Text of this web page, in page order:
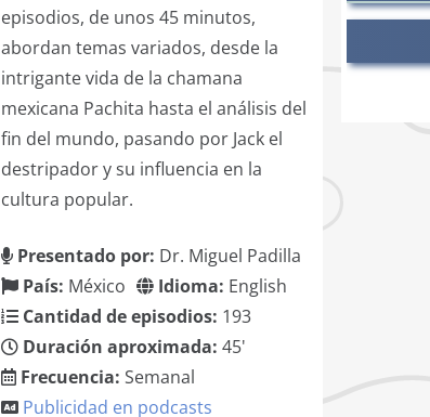
episodios, de unos 45 minutos,
abordan temas variados, desde la
intrigante vida de la chamana
mexicana Pachita hasta el análisis del
fin del mundo, pasando por Jack el
destripador y su influencia en la
cultura popular.
Presentado por: Dr. Miguel Padilla
País: México Idioma: English
Cantidad de episodios: 193
Duración aproximada: 45'
Frecuencia: Semanal
Publicidad en podcasts